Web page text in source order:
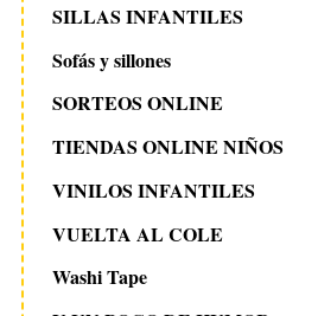
SILLAS INFANTILES
Sofás y sillones
SORTEOS ONLINE
TIENDAS ONLINE NIÑOS
VINILOS INFANTILES
VUELTA AL COLE
Washi Tape